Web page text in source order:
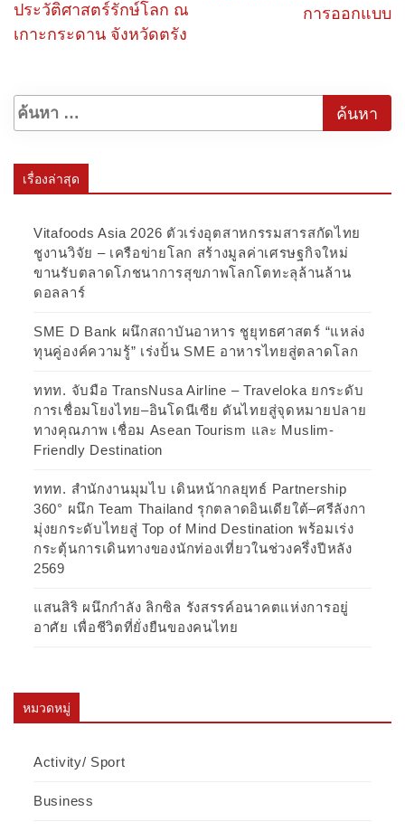
ประวัติศาสตร์รักษ์โลก ณ
เกาะกระดาน จังหวัดตรัง
การออกแบบ
เรื่องล่าสุด
Vitafoods Asia 2026 ตัวเร่งอุตสาหกรรมสารสกัดไทย
ชูงานวิจัย – เครือข่ายโลก สร้างมูลค่าเศรษฐกิจใหม่
ขานรับตลาดโภชนาการสุขภาพโลกโตทะลุล้านล้าน
ดอลลาร์
SME D Bank ผนึกสถาบันอาหาร ชูยุทธศาสตร์ “แหล่ง
ทุนคู่องค์ความรู้” เร่งปั้น SME อาหารไทยสู่ตลาดโลก
ททท. จับมือ TransNusa Airline – Traveloka ยกระดับ
การเชื่อมโยงไทย–อินโดนีเซีย ดันไทยสู่จุดหมายปลาย
ทางคุณภาพ เชื่อม Asean Tourism และ Muslim-
Friendly Destination
ททท. สำนักงานมุมไบ เดินหน้ากลยุทธ์ Partnership
360° ผนึก Team Thailand รุกตลาดอินเดียใต้–ศรีลังกา
มุ่งยกระดับไทยสู่ Top of Mind Destination พร้อมเร่ง
กระตุ้นการเดินทางของนักท่องเที่ยวในช่วงครึ่งปีหลัง
2569
แสนสิริ ผนึกกำลัง ลิกซิล รังสรรค์อนาคตแห่งการอยู่
อาศัย เพื่อชีวิตที่ยั่งยืนของคนไทย
หมวดหมู่
Activity/ Sport
Business